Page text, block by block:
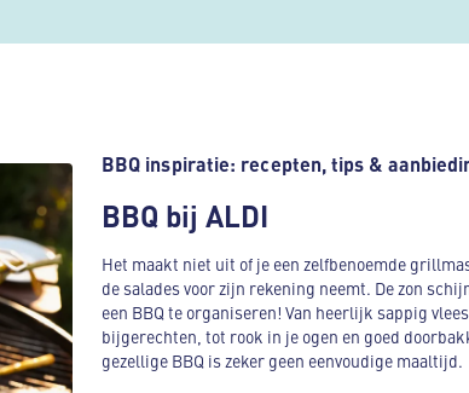
BBQ inspiratie: recepten, tips &
BBQ bij ALDI
Het maakt niet uit of je een zelfbenoemde
de salades voor zijn rekening neemt. De zon
een BBQ te organiseren! Van heerlijk sappig
bijgerechten, tot rook in je ogen en goed
gezellige BBQ is zeker geen eenvoudige maaltijd.